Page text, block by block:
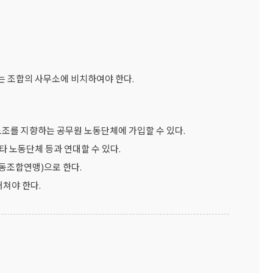
조합의 사무소에 비치하여야 한다.
를 지향하는 공무원 노동단체에 가입할 수 있다.
노동단체 등과 연대할 수 있다.
조합연맹)으로 한다.
야 한다.